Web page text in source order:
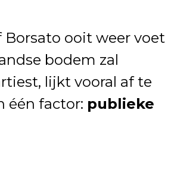
Borsato ooit weer voet
bodem zal
lijkt vooral af te
één factor: publieke
een lange